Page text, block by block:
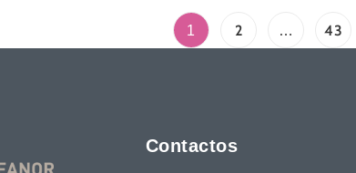
1 2 … 43
Contactos